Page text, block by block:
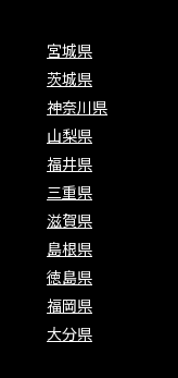
宮城県
茨城県
神奈川県
山梨県
福井県
三重県
滋賀県
島根県
徳島県
福岡県
大分県